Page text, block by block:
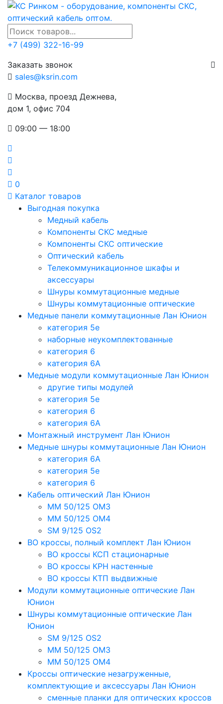
+7 (499) 322-16-99
Заказать звонок
sales@ksrin.com
Москва, проезд Дежнева,
дом 1, офис 704
09:00 — 18:00
0
Каталог товаров
Выгодная покупка
Медный кабель
Компоненты СКС медные
Компоненты СКС оптические
Оптический кабель
Телекоммуникационное шкафы и
аксессуары
Шнуры коммутационные медные
Шнуры коммутационные оптические
Медные панели коммутационные Лан Юнион
категория 5e
наборные неукомплектованные
категория 6
категория 6A
Медные модули коммутационные Лан Юнион
другие типы модулей
категория 5е
категория 6
категория 6A
Монтажный инструмент Лан Юнион
Медные шнуры коммутационные Лан Юнион
категория 6A
категория 5e
категория 6
Кабель оптический Лан Юнион
MM 50/125 OM3
MM 50/125 OM4
SM 9/125 OS2
ВО кроссы, полный комплект Лан Юнион
ВО кроссы КСП стационарные
ВО кроссы КРН настенные
ВО кроссы КТП выдвижные
Модули коммутационные оптические Лан
Юнион
Шнуры коммутационные оптические Лан
Юнион
SM 9/125 OS2
MM 50/125 OM3
MM 50/125 OM4
Кроссы оптические незагруженные,
комплектующие и аксессуары Лан Юнион
сменные планки для оптических кроссов